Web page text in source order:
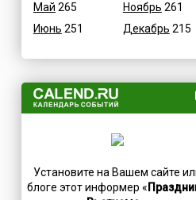
Иран
Ирландия
Исландия
Италия
Канада
Конституционные
Культурные
Научно-технические
Медицинские
Май 265
Июнь 251
Ноябрь 261
Декабрь 215
Установите на Вашем сайте
блоге этот информер «